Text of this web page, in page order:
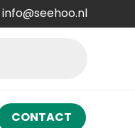
info@seehoo.nl
CONTACT